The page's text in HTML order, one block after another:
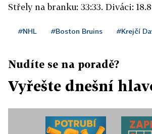
Střely na branku: 33:33. Diváci:
#NHL #Boston Bruins #Krejčí
Nudíte se na poradě?
Vyřešte dnešní